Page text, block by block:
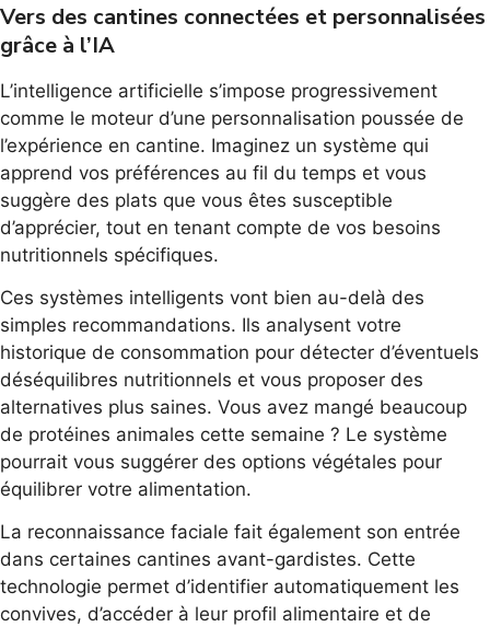
Vers des cantines connectées et personnalisées
grâce à l’IA
L’intelligence artificielle s’impose progressivement
comme le moteur d’une personnalisation poussée de
l’expérience en cantine. Imaginez un système qui
apprend vos préférences au fil du temps et vous
suggère des plats que vous êtes susceptible
d’apprécier, tout en tenant compte de vos besoins
nutritionnels spécifiques.
Ces systèmes intelligents vont bien au-delà des
simples recommandations. Ils analysent votre
historique de consommation pour détecter d’éventuels
déséquilibres nutritionnels et vous proposer des
alternatives plus saines. Vous avez mangé beaucoup
de protéines animales cette semaine ? Le système
pourrait vous suggérer des options végétales pour
équilibrer votre alimentation.
La reconnaissance faciale fait également son entrée
dans certaines cantines avant-gardistes. Cette
technologie permet d’identifier automatiquement les
convives, d’accéder à leur profil alimentaire et de